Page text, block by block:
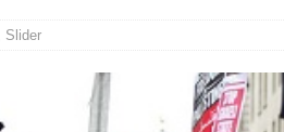
Slider